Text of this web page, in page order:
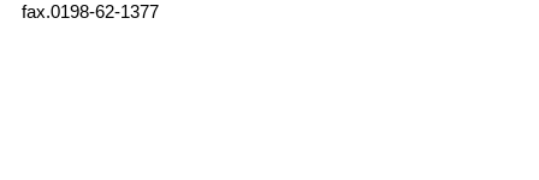
fax.0198-62-1377